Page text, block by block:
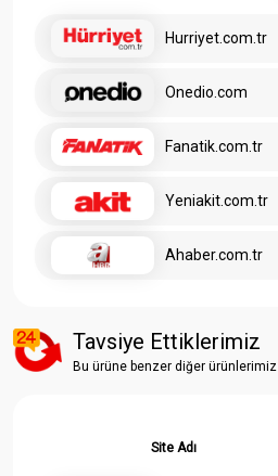
Hurriyet.com.tr
Onedio.com
Fanatik.com.tr
Yeniakit.com.tr
Ahaber.com.tr
Tavsiye Ettiklerimiz
Bu ürüne benzer diğer ürünlerimiz
Site Adı